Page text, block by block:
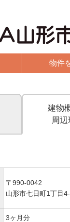
物件
建物
周
〒990-0042
山形市七日町1丁目
3ヶ月分